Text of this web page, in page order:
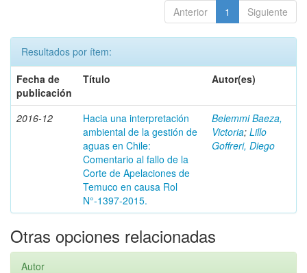
Anterior 1 Siguiente
Resultados por ítem:
Fecha de
publicación
Título Autor(es)
2016-12
Hacia una interpretación
ambiental de la gestión de
aguas en Chile:
Comentario al fallo de la
Corte de Apelaciones de
Temuco en causa Rol
N°-1397-2015.
Belemmi Baeza,
Victoria; Lillo
Goffreri, Diego
Otras opciones relacionadas
Autor